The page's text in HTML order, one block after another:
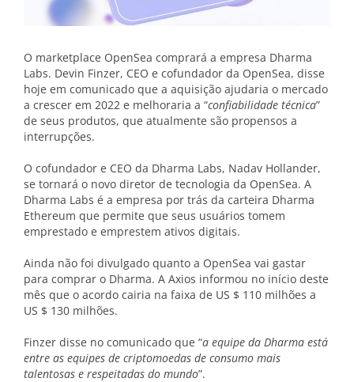
O marketplace OpenSea comprará a empresa Dharma
Labs. Devin Finzer, CEO e cofundador da OpenSea, disse
hoje em comunicado que a aquisição ajudaria o mercado
a crescer em 2022 e melhoraria a “confiabilidade técnica”
de seus produtos, que atualmente são propensos a
interrupções.
O cofundador e CEO da Dharma Labs, Nadav Hollander,
se tornará o novo diretor de tecnologia da OpenSea. A
Dharma Labs é a empresa por trás da carteira Dharma
Ethereum que permite que seus usuários tomem
emprestado e emprestem ativos digitais.
Ainda não foi divulgado quanto a OpenSea vai gastar
para comprar o Dharma. A Axios informou no início deste
mês que o acordo cairia na faixa de US $ 110 milhões a
US $ 130 milhões.
Finzer disse no comunicado que “a equipe da Dharma está
entre as equipes de criptomoedas de consumo mais
talentosas e respeitadas do mundo”.